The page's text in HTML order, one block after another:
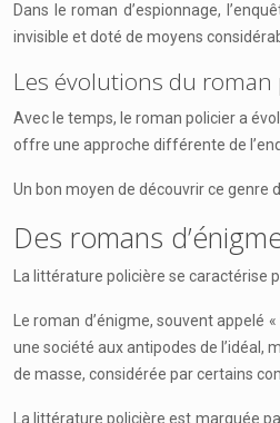
Dans le roman d’espionnage,
invisible et doté de moyens
Les évolutions du roman
Avec le temps, le roman policier a
offre une approche différente de
Un bon moyen de découvrir ce genre
Des romans
La littérature policière se caractérise
Le roman d’énigme, souvent appelé
une société aux antipodes de
de masse, considérée par certains
La littérature policière est marquée